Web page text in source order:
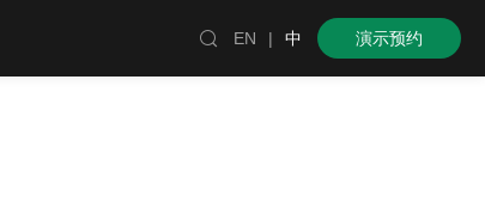
 EN | 中 演示预约